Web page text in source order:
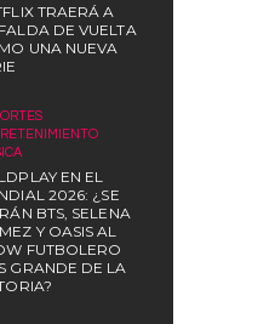
TRAERÁ A
DE VUELTA
UNA NUEVA
EN EL
2026: ¿SE
BTS, SELENA
Y OASIS AL
FUTBOLERO
GRANDE DE LA